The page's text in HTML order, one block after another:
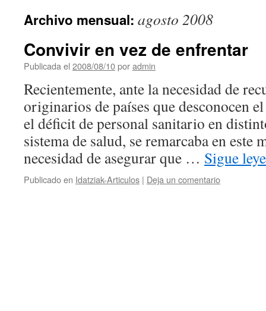
Archivo mensual: agosto 2008
Convivir en vez de enfrentar
Publicada el 2008/08/10poradmin
Recientemente, ante la necesidad de
originarios de países que desconocen
el déficit de personal sanitario en
sistema de salud, se remarcaba en
necesidad de asegurar que … Sigue
Publicado en Idatziak-Articulos | Deja un comentario